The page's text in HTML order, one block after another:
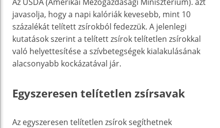
javasolja, hogy a napi kalóriák kevesebb, mint 10
százalékát telített zsírokból fedezzük. A jelenlegi
kutatások szerint a telített zsírok telítetlen zsírokkal
való helyettesítése a szívbetegségek kialakulásának
alacsonyabb kockázatával jár.
Egyszeresen telítetlen zsírsavak
Az egyszeresen telítetlen zsírok segíthetnek